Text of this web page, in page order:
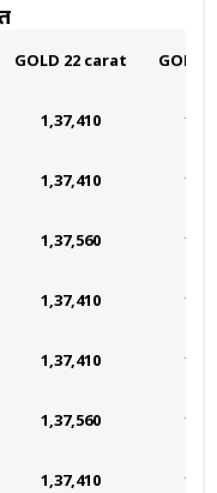
GOLD 22 carat GOLD
₹1,37,410
₹1,37,410
₹1,37,560
₹1,37,410
₹1,37,410
₹1,37,560
₹1,37,410